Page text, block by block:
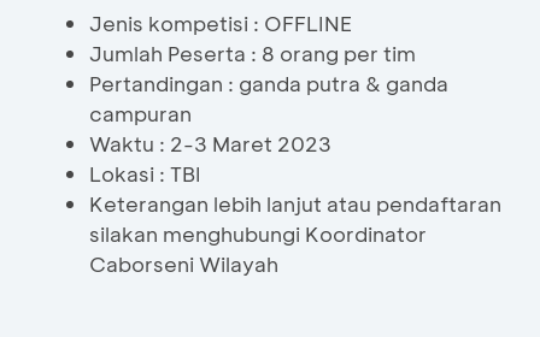
Jenis kompetisi : OFFLINE
Jumlah Peserta : 8 orang per tim
Pertandingan : ganda putra & ganda
campuran
Waktu : 2-3 Maret 2023
Lokasi : TBI
Keterangan lebih lanjut atau pendaftaran
silakan menghubungi Koordinator
Caborseni Wilayah